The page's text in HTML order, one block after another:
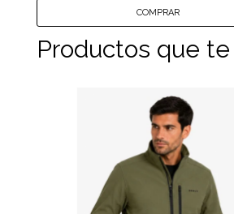
Productos que